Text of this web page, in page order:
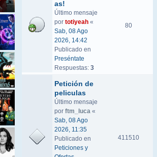
as!
Último mensaje
por totiyeah «
Sab, 08 Ago
2026, 14:42
Publicado en
Preséntate
Respuestas: 3
80
Petición de
peliculas
Último mensaje
por ftm_luca «
Sab, 08 Ago
2026, 11:35
Publicado en
Peticiones y
411510